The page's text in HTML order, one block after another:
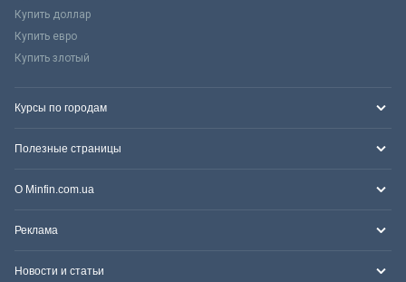
Купить доллар
Купить евро
Купить злотый
Курсы по городам
Полезные страницы
О Minfin.com.ua
Реклама
Новости и статьи